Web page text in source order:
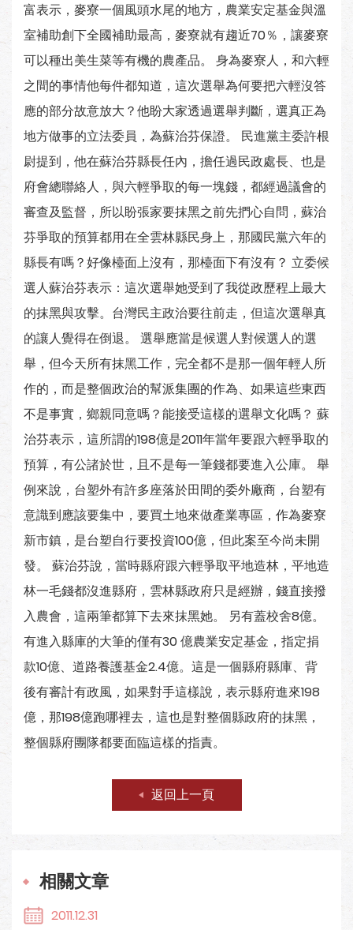
富表示，麥寮一個風頭水尾的地方，農業安定基金與溫
室補助創下全國補助最高，麥寮就有趨近70％，讓麥寮
可以種出美生菜等有機的農產品。 身為麥寮人，和六輕
之間的事情他每件都知道，這次選舉為何要把六輕沒答
應的部分故意放大？他盼大家透過選舉判斷，選真正為
地方做事的立法委員，為蘇治芬保證。 民進黨主委許根
尉提到，他在蘇治芬縣長任內，擔任過民政處長、也是
府會總聯絡人，與六輕爭取的每一塊錢，都經過議會的
審查及監督，所以盼張家要抹黑之前先捫心自問，蘇治
芬爭取的預算都用在全雲林縣民身上，那國民黨六年的
縣長有嗎？好像檯面上沒有，那檯面下有沒有？ 立委候
選人蘇治芬表示：這次選舉她受到了我從政歷程上最大
的抹黑與攻擊。台灣民主政治要往前走，但這次選舉真
的讓人覺得在倒退。 選舉應當是候選人對候選人的選
舉，但今天所有抹黑工作，完全都不是那一個年輕人所
作的，而是整個政治的幫派集團的作為、如果這些東西
不是事實，鄉親同意嗎？能接受這樣的選舉文化嗎？ 蘇
治芬表示，這所謂的198億是2011年當年要跟六輕爭取的
預算，有公諸於世，且不是每一筆錢都要進入公庫。 舉
例來說，台塑外有許多座落於田間的委外廠商，台塑有
意識到應該要集中，要買土地來做產業專區，作為麥寮
新市鎮，是台塑自行要投資100億，但此案至今尚未開
發。 蘇治芬說，當時縣府跟六輕爭取平地造林，平地造
林一毛錢都沒進縣府，雲林縣政府只是經辦，錢直接撥
入農會，這兩筆都算下去來抹黑她。 另有蓋校舍8億。
有進入縣庫的大筆的僅有30 億農業安定基金，指定捐
款10億、道路養護基金2.4億。這是一個縣府縣庫、背
後有審計有政風，如果對手這樣說，表示縣府進來198
億，那198億跑哪裡去，這也是對整個縣政府的抹黑，
整個縣府團隊都要面臨這樣的指責。
返回上一頁
相關文章
2011.12.31